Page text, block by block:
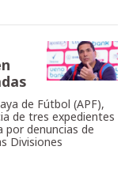
de Fútbol (APF),
de tres expedientes
denuncias de
Divisiones